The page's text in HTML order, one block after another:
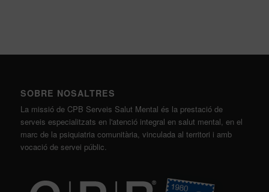
SOBRE NOSALTRES
La missió de CPB Serveis Salut Mental és la prestació de
serveis especialitzats en l'atenció integral en salut mental, en el
marc de la psiquiatria comunitària, vinculada al territori i amb
vocació de servei públic.